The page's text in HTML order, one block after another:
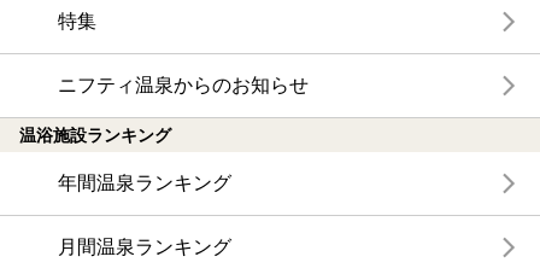
特集
ニフティ温泉からのお知らせ
温浴施設ランキング
年間温泉ランキング
月間温泉ランキング